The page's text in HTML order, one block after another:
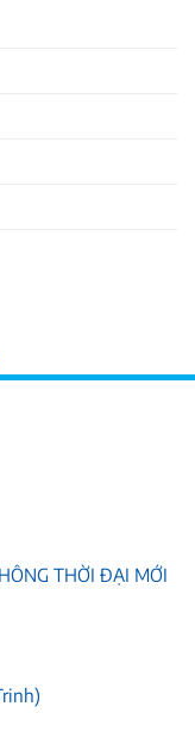
THỜI ĐẠI MỚI